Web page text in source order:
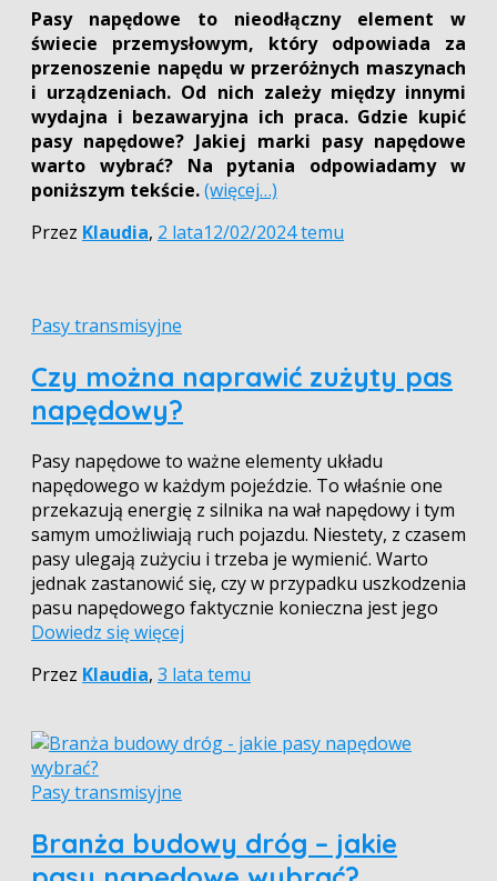
Pasy napędowe to nieodłączny element w
świecie przemysłowym, który odpowiada za
przenoszenie napędu w przeróżnych maszynach
i urządzeniach. Od nich zależy między innymi
wydajna i bezawaryjna ich praca. Gdzie kupić
pasy napędowe? Jakiej marki pasy napędowe
warto wybrać? Na pytania odpowiadamy w
poniższym tekście.(więcej…)
Przez Klaudia, 2 lata12/02/2024temu
Pasy transmisyjne
Czy można naprawić zużyty pas
napędowy?
Pasy napędowe to ważne elementy układu
napędowego w każdym pojeździe. To właśnie one
przekazują energię z silnika na wał napędowy i tym
samym umożliwiają ruch pojazdu. Niestety, z czasem
pasy ulegają zużyciu i trzeba je wymienić. Warto
jednak zastanowić się, czy w przypadku uszkodzenia
pasu napędowego faktycznie konieczna jest jego
Dowiedz się więcej
Przez Klaudia, 3 lata temu
Pasy transmisyjne
Branża budowy dróg – jakie